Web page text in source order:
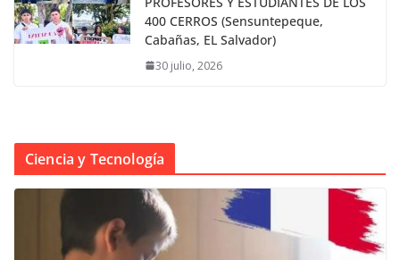
400 CERROS (Sensuntepeque,
Cabañas, EL Salvador)
30 julio, 2026
Ciencia y Tecnología